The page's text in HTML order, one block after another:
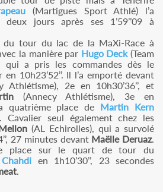
(Martigues Sport Athlé) l’a
deux jours après ses 1’59’’09 à
tour du lac de la MaXi-Race à
la manière par Hugo Deck(Team
qui a pris les commandes dès le
10h23’52’’. Il l’a emporté devant
Athlétisme), 2e en 10h30’36’’, et
(Annecy Athlétisme), 3e en
quatrième place de Martin Kern
Cavalier seul également chez les
(AL Echirolles), qui a survolé
27 minutes devant Maëlle Deruaz.
place sur le quart de tour du
en 1h10’30’’, 23 secondes
.